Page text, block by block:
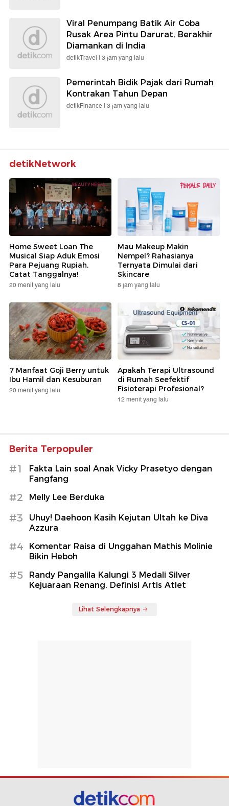
Viral Penumpang Batik Air Coba
Rusak Area Pintu Darurat, Berakhir
Diamankan di India
detikTravel | 3 jam yang lalu
Pemerintah Bidik Pajak dari Rumah
Kontrakan Tahun Depan
detikFinance | 3 jam yang lalu
detikNetwork
Home Sweet Loan The
Musical Siap Aduk Emosi
Para Pejuang Rupiah,
Catat Tanggalnya!
20 menit yang lalu
Mau Makeup Makin
Nempel? Rahasianya
Ternyata Dimulai dari
Skincare
8 jam yang lalu
7 Manfaat Goji Berry untuk
Ibu Hamil dan Kesuburan
20 menit yang lalu
Apakah Terapi Ultrasound
di Rumah Seefektif
Fisioterapi Profesional?
12 menit yang lalu
Berita Terpopuler
#1
Fakta Lain soal Anak Vicky Prasetyo dengan
Fangfang
#2 Melly Lee Berduka
#3
Uhuy! Daehoon Kasih Kejutan Ultah ke Diva
Azzura
#4
Komentar Raisa di Unggahan Mathis Molinie
Bikin Heboh
#5
Randy Pangalila Kalungi 3 Medali Silver
Kejuaraan Renang, Definisi Artis Atlet
Lihat Selengkapnya